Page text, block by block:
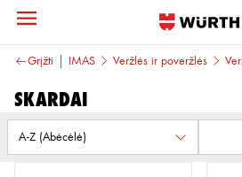
Grįžti
TVIRTINIMAS Veržlės ir poveržlės
Skardai